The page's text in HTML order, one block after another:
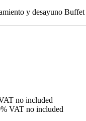
y desayuno Buffet
no included
VAT no included